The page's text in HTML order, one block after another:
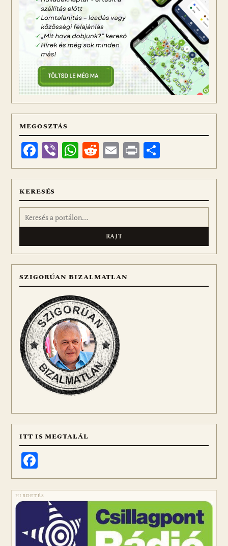
MEGOSZTÁS
Facebook
ViberWhatsApp
Reddit
Email
Print
meg
KERESÉS
Keresés:
SZIGORÚAN BIZALMATLAN
ITT IS MEGTALÁL
HIRDETÉS